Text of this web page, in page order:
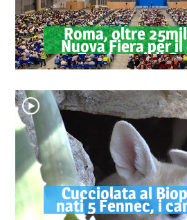
Roma, oltre
Nuova Fiera per
Testimoni di
Cucciolata al
nati 5 Fennec, i